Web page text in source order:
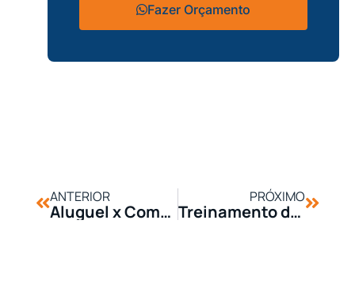
Fazer Orçamento
ANTERIOR
Aluguel x Compra: Qual é a Melhor Opção para Equipamentos de Construção?
PRÓXIMO
Treinamento de Operadores: Segurança e Eficiência nas Obras